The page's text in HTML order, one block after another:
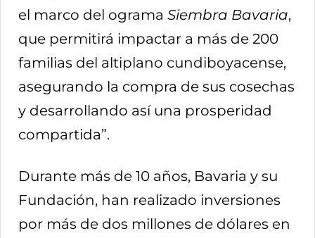
el marco del ograma Siembra Bavaria,
que permitirá impactar a más de 200
familias del altiplano cundiboyacense,
asegurando la compra de sus cosechas
y desarrollando así una prosperidad
compartida”.
Durante más de 10 años, Bavaria y su
Fundación, han realizado inversiones
por más de dos millones de dólares en